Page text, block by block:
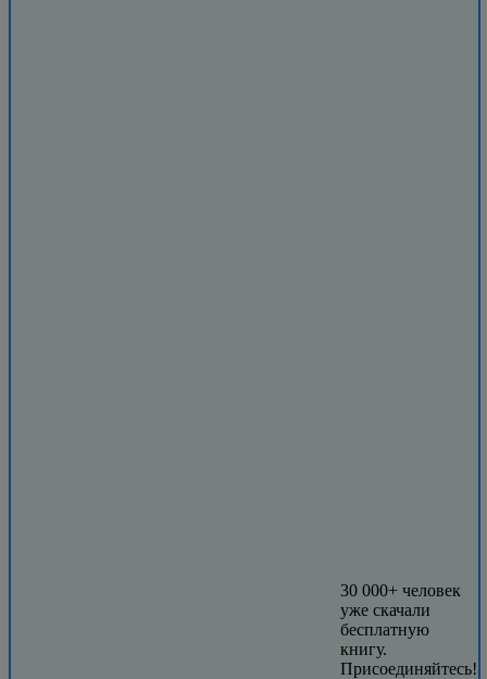
30 000+ человек
уже скачали
бесплатную
книгу.
Присоединяйтесь!